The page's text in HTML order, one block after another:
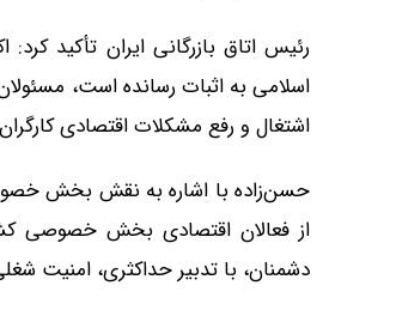
رئیس اتاق بازرگانی ایران تأکید
اسلامی به اثبات رسانده است،
اشتغال و رفع مشکلات اقتصادی
حسن‌زاده با اشاره به نقش بخش
از فعالان اقتصادی بخش خصوصی
دشمنان، با تدبیر حداکثری، امنیت